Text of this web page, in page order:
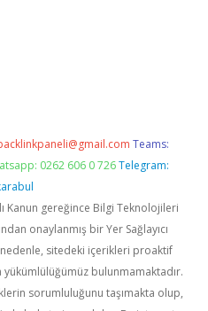
Teams:
0262 606 0 726 Telegram:
Kanun gereğince Bilgi Teknolojileri
onaylanmış bir Yer Sağlayıcı
sitedeki içerikleri proaktif
bulunmamaktadır.
sorumluluğunu taşımakta olup,